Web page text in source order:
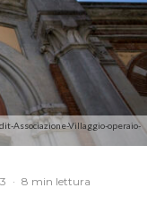
Associazione-Villaggio-operaio-
· 8 min lettura